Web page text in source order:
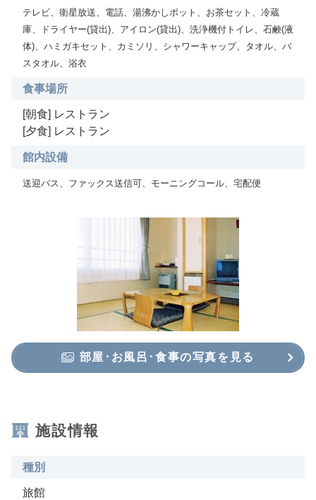
テレビ、衛星放送、電話、湯沸かしポット、お茶セット、冷蔵
庫、ドライヤー(貸出)、アイロン(貸出)、洗浄機付トイレ、石鹸(液
体)、ハミガキセット、カミソリ、シャワーキャップ、タオル、バ
スタオル、浴衣
食事場所
[朝食] レストラン
[夕食] レストラン
館内設備
送迎バス、ファックス送信可、モーニングコール、宅配便
部屋･お風呂･食事の写真を見る
施設情報
種別
旅館